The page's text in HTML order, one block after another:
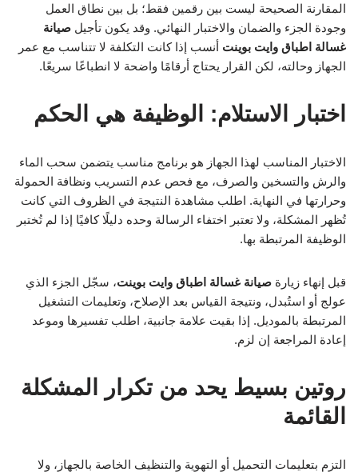
المقارنة الصحيحة ليست بين رقمين فقط؛ بل بين نطاق العمل
وجودة الجزء والضمان والاختبار النهائي. وقد يكون تأجيل صيانة
غسالة اطباق وايت بوينت أنسب إذا كانت التكلفة لا تتناسب مع عمر
الجهاز وحالته، لكن القرار يحتاج أرقامًا واضحة لا انطباعًا سريعًا.
اختبار الاستلام: الوظيفة هي الحكم
الاختبار المناسب لهذا الجهاز هو برنامج مناسب يتضمن سحب الماء
والرش والتسخين والصرف، مع فحص عدم التسريب ونظافة الحمولة
وحرارتها في النهاية. اطلب مشاهدة النتيجة في الظروف التي كانت
تُظهر المشكلة، ولا تعتبر اختفاء الرسالة وحده دليلًا كافيًا إذا لم تُختبر
الوظيفة المرتبطة بها.
قبل إنهاء زيارة صيانة غسالة اطباق وايت بوينت، سجّل الجزء الذي
عولج أو استُبدل، ونتيجة القياس بعد الإصلاح، وتعليمات التشغيل
المرتبطة بالموديل. إذا بقيت علامة جانبية، اطلب تفسيرها وموعد
إعادة المراجعة إن لزم.
روتين بسيط يحد من تكرار المشكلة
القائمة
التزم بتعليمات التحميل أو التهوية والتنظيف الخاصة بالجهاز، ولا